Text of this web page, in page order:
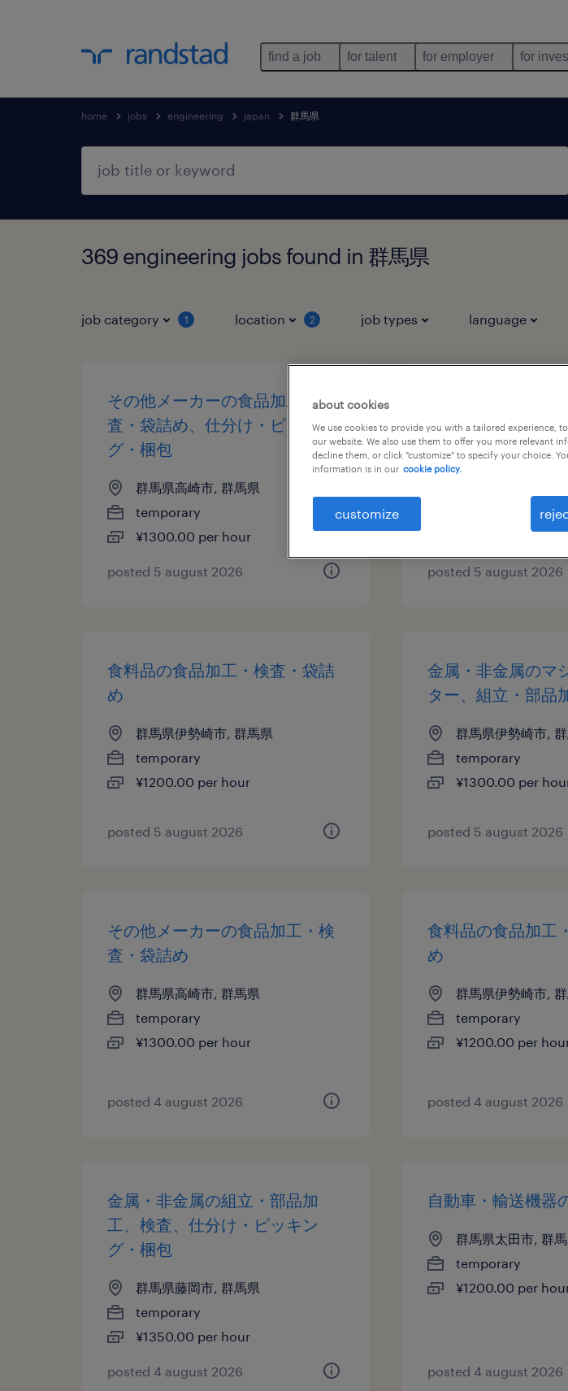
find a job for talent for employer for
home jobs engineering japan 群馬県
369 engineering jobs found in 群馬県
job category 1 location 2 job types language
その他メーカーの食品加工・検
査・袋詰め、仕分け・ピッキン
グ・梱包
群馬県高崎市, 群馬県
temporary
¥1300.00 per hour
posted 5 august 2026
査・袋詰め、仕分
グ・梱包
¥1300.00 per
posted 5 august 2026
食料品の食品加工・検査・袋詰
め
群馬県伊勢崎市, 群馬県
temporary
¥1200.00 per hour
posted 5 august 2026
金属・非金属のマ
ター、組立・部品
群馬県伊勢崎市,
temporary
¥1300.00 per
posted 5 august 2026
その他メーカーの食品加工・検
査・袋詰め
群馬県高崎市, 群馬県
temporary
¥1300.00 per hour
posted 4 august 2026
食料品の食品加工
め
群馬県伊勢崎市,
temporary
¥1200.00 per
posted 4 august 2026
金属・非金属の組立・部品加
工、検査、仕分け・ピッキン
グ・梱包
群馬県藤岡市, 群馬県
temporary
¥1350.00 per hour
posted 4 august 2026
自動車・輸送機器
群馬県太田市, 群
temporary
¥1200.00 per
posted 4 august 2026
about cookies
We use cookies to provide you with a tailored experience,
our website. We also use them to offer you more relevant
decline them, or click "customize" to specify your choice.
information is in our cookie policy.
customize